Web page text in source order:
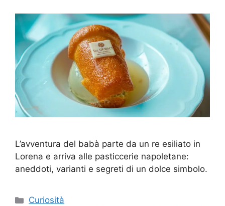
L’avventura del babà parte da un re esiliato in
Lorena e arriva alle pasticcerie napoletane:
aneddoti, varianti e segreti di un dolce simbolo.
Categorie
Curiosità